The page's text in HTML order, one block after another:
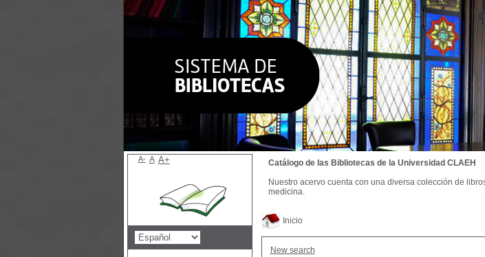
Inicio
New search
Catálogo de las Bibliotecas de la Universidad CLAEH
Nuestro acervo cuenta con una diversa colección de
medicina.
A- A A+